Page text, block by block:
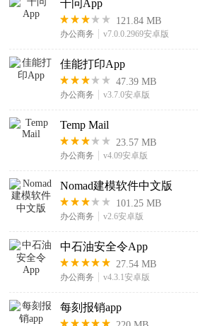
千问App
121.84 MB
办公商务 v7.0.0.2969安卓版
佳能打印App
47.39 MB
办公商务 v3.7.0安卓版
Temp Mail
23.57 MB
办公商务 v4.09安卓版
Nomad建模软件中文版
101.25 MB
办公商务 v2.6安卓版
中石油安全令App
27.54 MB
办公商务 v4.3.1安卓版
每刻报销app